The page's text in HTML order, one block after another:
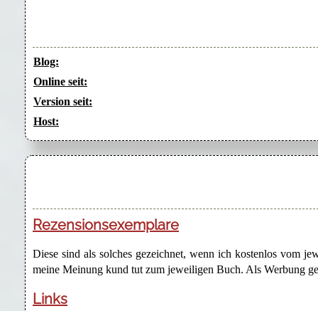
Blog:
Online seit:
Version seit:
Host:
Rezensionsexemplare
Diese sind als solches gezeichnet, wenn ich kostenlos vom
meine Meinung kund tut zum jeweiligen Buch. Als Werbung
Links